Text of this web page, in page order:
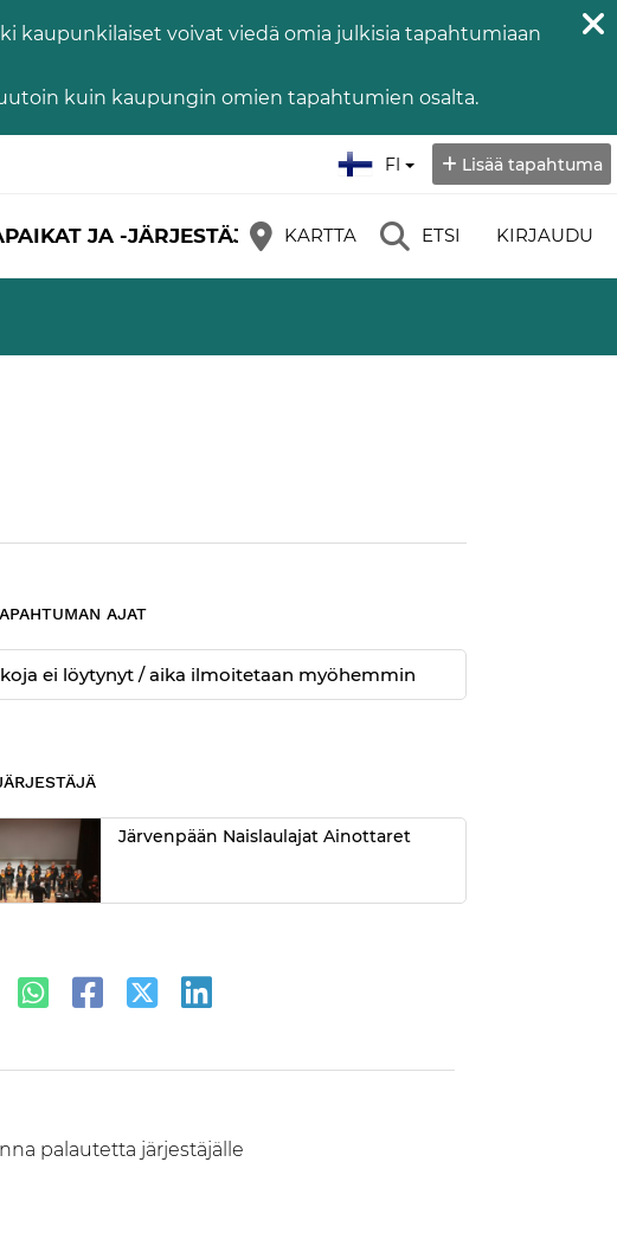
kaupunkilaiset voivat viedä omia julkisia tapahtumiaan
kuin kaupungin omien tapahtumien osalta.
FI Lisää tapahtuma
JA -JÄRJESTÄJÄT KARTTA ETSI KIRJAUDU
AJAT
ei löytynyt / aika ilmoitetaan myöhemmin
Järvenpään Naislaulajat Ainottaret
palautetta järjestäjälle